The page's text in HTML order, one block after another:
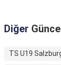
Diğer
TS U19